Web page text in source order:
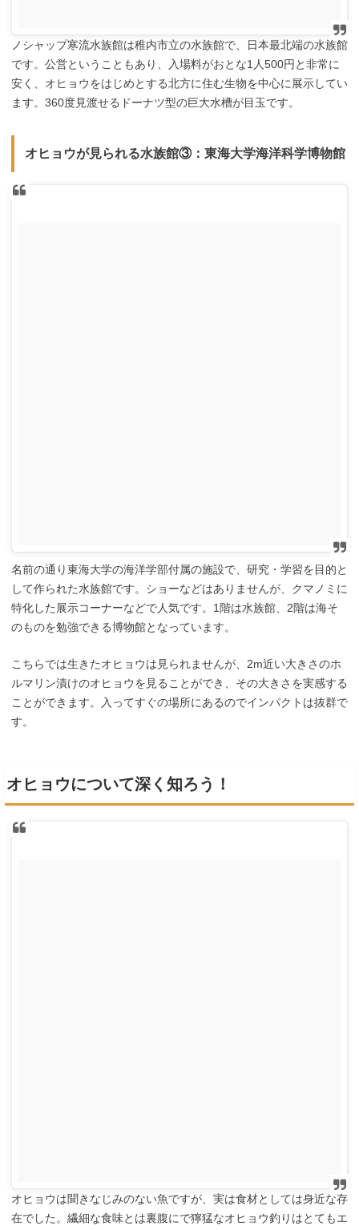
ノシャップ寒流水族館は稚内市立の水族館で、日本最北端の水族館
です。公営ということもあり、入場料がおとな1人500円と非常に
安く、オヒョウをはじめとする北方に住む生物を中心に展示してい
ます。360度見渡せるドーナツ型の巨大水槽が目玉です。
オヒョウが見られる水族館③：東海大学海洋科学博物館
名前の通り東海大学の海洋学部付属の施設で、研究・学習を目的と
して作られた水族館です。ショーなどはありませんが、クマノミに
特化した展示コーナーなどで人気です。1階は水族館、2階は海そ
のものを勉強できる博物館となっています。
こちらでは生きたオヒョウは見られませんが、2m近い大きさのホ
ルマリン漬けのオヒョウを見ることができ、その大きさを実感する
ことができます。入ってすぐの場所にあるのでインパクトは抜群で
す。
オヒョウについて深く知ろう！
オヒョウは聞きなじみのない魚ですが、実は食材としては身近な存
在でした。繊細な食味とは裏腹にで獰猛なオヒョウ釣りはとてもエ